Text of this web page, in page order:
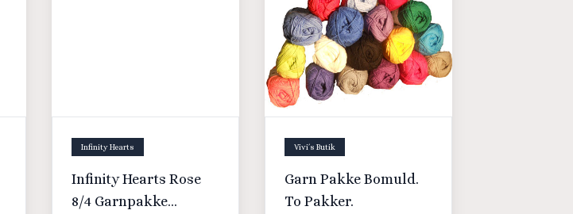
Infinity Hearts
Infinity Hearts Rose
8/4 Garnpakke
Vivi´s Butik
Garn Pakke Bomuld.
To Pakker.